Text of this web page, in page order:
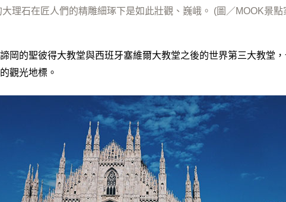
大理石在匠人們的精雕細琢下是如此壯觀、巍峨。 (圖／MOOK景點
岡的聖彼得大教堂與西班牙塞維爾大教堂之後的世界第三大教堂
觀光地標。